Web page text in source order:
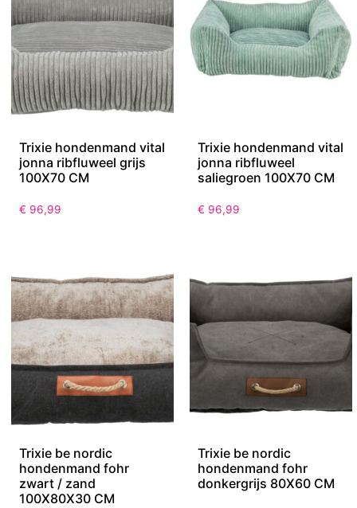
Trixie hondenmand vital
jonna ribfluweel grijs
100X70 CM
€ 96,99
Trixie hondenmand vital
jonna ribfluweel
saliegroen 100X70 CM
€ 96,99
Trixie be nordic
hondenmand fohr
zwart / zand
100X80X30 CM
Trixie be nordic
hondenmand fohr
donkergrijs 80X60 CM